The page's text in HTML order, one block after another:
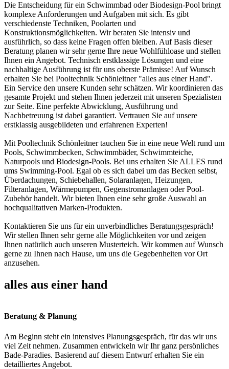
Die Entscheidung für ein Schwimmbad oder Biodesign-Pool bringt
komplexe Anforderungen und Aufgaben mit sich. Es gibt
verschiedenste Techniken, Poolarten und
Konstruktionsmöglichkeiten. Wir beraten Sie intensiv und
ausführlich, so dass keine Fragen offen bleiben. Auf Basis dieser
Beratung planen wir sehr gerne Ihre neue Wohlfühloase und stellen
Ihnen ein Angebot. Technisch erstklassige Lösungen und eine
nachhaltige Ausführung ist für uns oberste Prämisse! Auf Wunsch
erhalten Sie bei Pooltechnik Schönleitner "alles aus einer Hand".
Ein Service den unsere Kunden sehr schätzen. Wir koordinieren das
gesamte Projekt und stehen Ihnen jederzeit mit unseren Spezialisten
zur Seite. Eine perfekte Abwicklung, Ausführung und
Nachbetreuung ist dabei garantiert. Vertrauen Sie auf unsere
erstklassig ausgebildeten und erfahrenen Experten!
Mit Pooltechnik Schönleitner tauchen Sie in eine neue Welt rund um
Pools, Schwimmbecken, Schwimmbäder, Schwimmteiche,
Naturpools und Biodesign-Pools. Bei uns erhalten Sie ALLES rund
ums Swimming-Pool. Egal ob es sich dabei um das Becken selbst,
Überdachungen, Schiebehallen, Solaranlagen, Heizungen,
Filteranlagen, Wärmepumpen, Gegenstromanlagen oder Pool-
Zubehör handelt. Wir bieten Ihnen eine sehr große Auswahl an
hochqualitativen Marken-Produkten.
Kontaktieren Sie uns für ein unverbindliches Beratungsgespräch!
Wir stellen Ihnen sehr gerne alle Möglichkeiten vor und zeigen
Ihnen natürlich auch unseren Musterteich. Wir kommen auf Wunsch
gerne zu Ihnen nach Hause, um uns die Gegebenheiten vor Ort
anzusehen.
alles aus einer hand
Beratung & Planung
Am Beginn steht ein intensives Planungsgespräch, für das wir uns
viel Zeit nehmen. Zusammen entwickeln wir Ihr ganz persönliches
Bade-Paradies. Basierend auf diesem Entwurf erhalten Sie ein
detailliertes Angebot.